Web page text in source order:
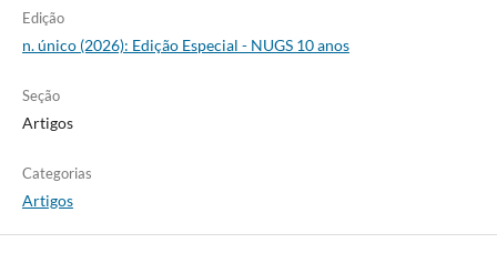
Edição
n. único (2026): Edição Especial - NUGS 10 anos
Seção
Artigos
Categorias
Artigos